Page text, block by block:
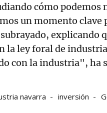
cómo podemos
un momento clave
explicando
la ley foral de
con la industria", ha
navarra inversión